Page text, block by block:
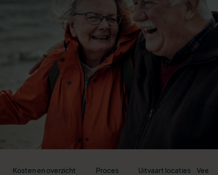
Kosten en overzicht Proces Uitvaart locaties